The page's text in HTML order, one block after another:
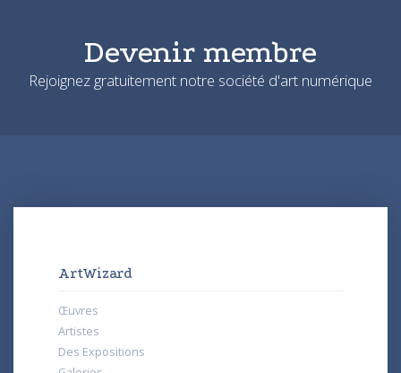
Devenir membre
Rejoignez gratuitement notre société d'art numérique
ArtWizard
Œuvres
Artistes
Des Expositions